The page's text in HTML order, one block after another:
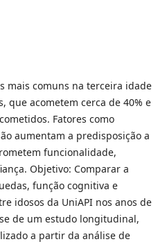
mais comuns na terceira idade
que acometem cerca de 40% e
Fatores como
aumentam a predisposição a
funcionalidade,
Objetivo: Comparar a
função cognitiva e
idosos da UniAPI nos anos de
de um estudo longitudinal,
a partir da análise de